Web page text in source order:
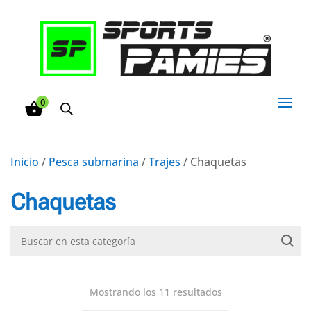
0
Inicio / Pesca submarina /Trajes / Chaquetas
Chaquetas
Mostrando los 11 resultados